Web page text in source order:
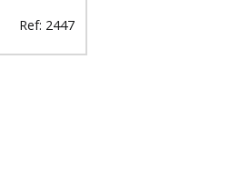
Ref: 2447